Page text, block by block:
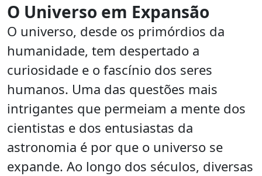
O Universo em Expansão
O universo, desde os primórdios da
humanidade, tem despertado a
curiosidade e o fascínio dos seres
humanos. Uma das questões mais
intrigantes que permeiam a mente dos
cientistas e dos entusiastas da
astronomia é por que o universo se
expande. Ao longo dos séculos, diversas